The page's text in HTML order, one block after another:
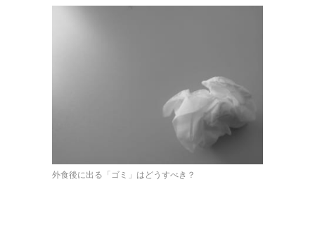
外食後に出る「ゴミ」はどうすべき？